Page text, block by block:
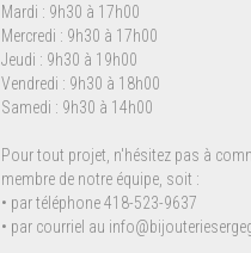
Mardi : 9h30 à 17h00
Mercredi : 9h30 à 17h00
Jeudi : 9h30 à 19h00
Vendredi : 9h30 à 18h00
Samedi : 9h30 à 14h00
Pour tout projet, n'hésitez pas à
membre de notre équipe, soit :
• par téléphone 418-523-9637
• par courriel au